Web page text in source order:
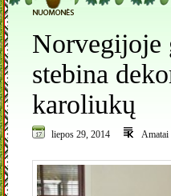
Norvegijoje
stebina
karoliukų
liepos 29, 2014 Amatai